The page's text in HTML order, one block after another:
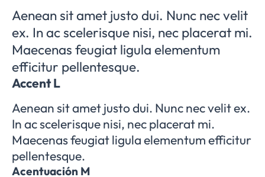
Aenean sit amet justo dui. Nunc nec velit
ex. In ac scelerisque nisi, nec placerat mi.
Maecenas feugiat ligula elementum
efficitur pellentesque.
Accent L
Aenean sit amet justo dui. Nunc nec velit ex.
In ac scelerisque nisi, nec placerat mi.
Maecenas feugiat ligula elementum efficitur
pellentesque.
Acentuación M